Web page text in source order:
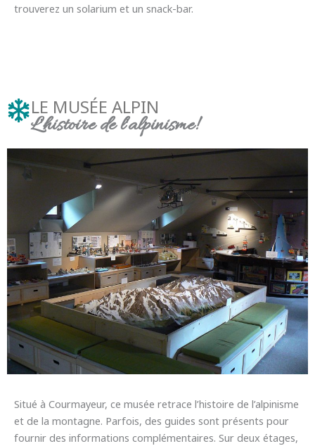
trouverez un solarium et un snack-bar.
LE MUSÉE ALPIN
L'histoire de l'alpinisme!
Situé à Courmayeur, ce musée retrace l’histoire de l’alpinisme
et de la montagne. Parfois, des guides sont présents pour
fournir des informations complémentaires. Sur deux étages,